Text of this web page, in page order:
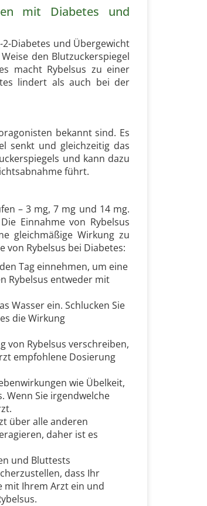
mit Diabetes und
Diabetes und Übergewicht
den Blutzuckerspiegel
macht Rybelsus zu einer
lindert als auch bei der
bekannt sind. Es
senkt und gleichzeitig das
und kann dazu
führt.
– 3 mg, 7 mg und 14 mg.
Einnahme von Rybelsus
gleichmäßige Wirkung zu
von Rybelsus bei Diabetes:
Tag einnehmen, um eine
Rybelsus entweder mit
Wasser ein. Schlucken Sie
die Wirkung
von Rybelsus verschreiben,
empfohlene Dosierung
wie Übelkeit,
Wenn Sie irgendwelche
über alle anderen
daher ist es
und Bluttests
dass Ihr
mit Ihrem Arzt ein und